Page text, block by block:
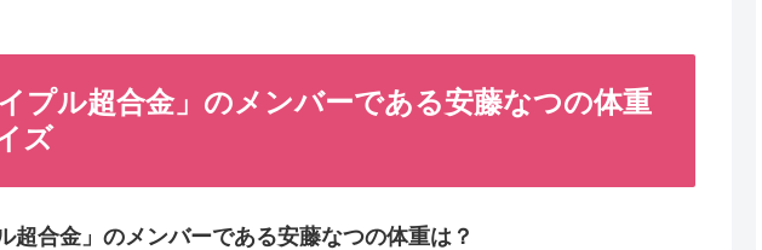
プル超合金」のメンバーである安藤なつの体重
ズ
超合金」のメンバーである安藤なつの体重は？